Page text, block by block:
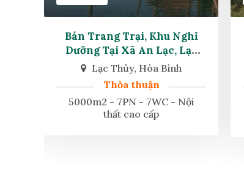
Bán Trang Trại, Khu Nghỉ
Dưỡng Tại Xã An Lạc, Lạc
Thủy, Hòa Bình
Lạc Thủy, Hòa Bình
Thỏa thuận
5000m2 - 7PN - 7WC - Nội
thất cao cấp